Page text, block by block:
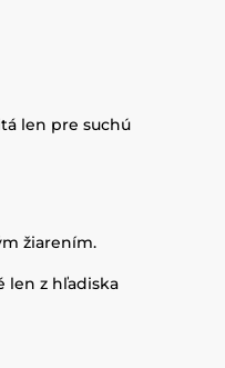
len pre suchú
žiarením.
len z hľadiska